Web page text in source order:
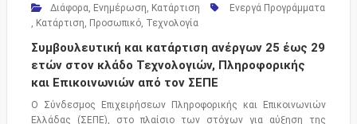
Διάφορα Ενημέρωση Κατάρτιση
Ενεργά Προγράμματα
Κατάρτιση Προσωπικό Τεχνολογία
Συμβουλευτική και κατάρτιση ανέργων 25 έως 29
ετών στον κλάδο Τεχνολογιών, Πληροφορικής
και Επικοινωνιών από τον ΣΕΠΕ
Ο Σύνδεσμος Επιχειρήσεων Πληροφορικής και Επικοινωνιών
Ελλάδας (ΣΕΠΕ), στο πλαίσιο των στόχων για αύξηση της